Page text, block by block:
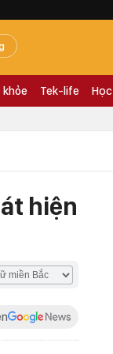
khỏe Tek-life
hiện